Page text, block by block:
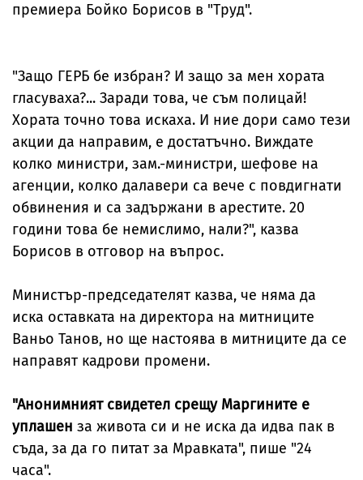
премиера Бойко Борисов в "Труд".
"Защо ГЕРБ бе избран? И защо за мен хората
гласуваха?... Заради това, че съм полицай!
Хората точно това искаха. И ние дори само тези
акции да направим, е достатъчно. Виждате
колко министри, зам.-министри, шефове на
агенции, колко далавери са вече с повдигнати
обвинения и са задържани в арестите. 20
години това бе немислимо, нали?", казва
Борисов в отговор на въпрос.
Министър-председателят казва, че няма да
иска оставката на директора на митниците
Ваньо Танов, но ще настоява в митниците да се
направят кадрови промени.
"Анонимният свидетел срещу Маргините е
уплашен за живота си и не иска да идва пак в
съда, за да го питат за Мравката", пише "24
часа".